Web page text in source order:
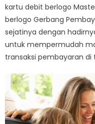
kartu debit berlogo
berlogo Gerbang
sejatinya dengan
untuk mempermudah
transaksi pembayaran